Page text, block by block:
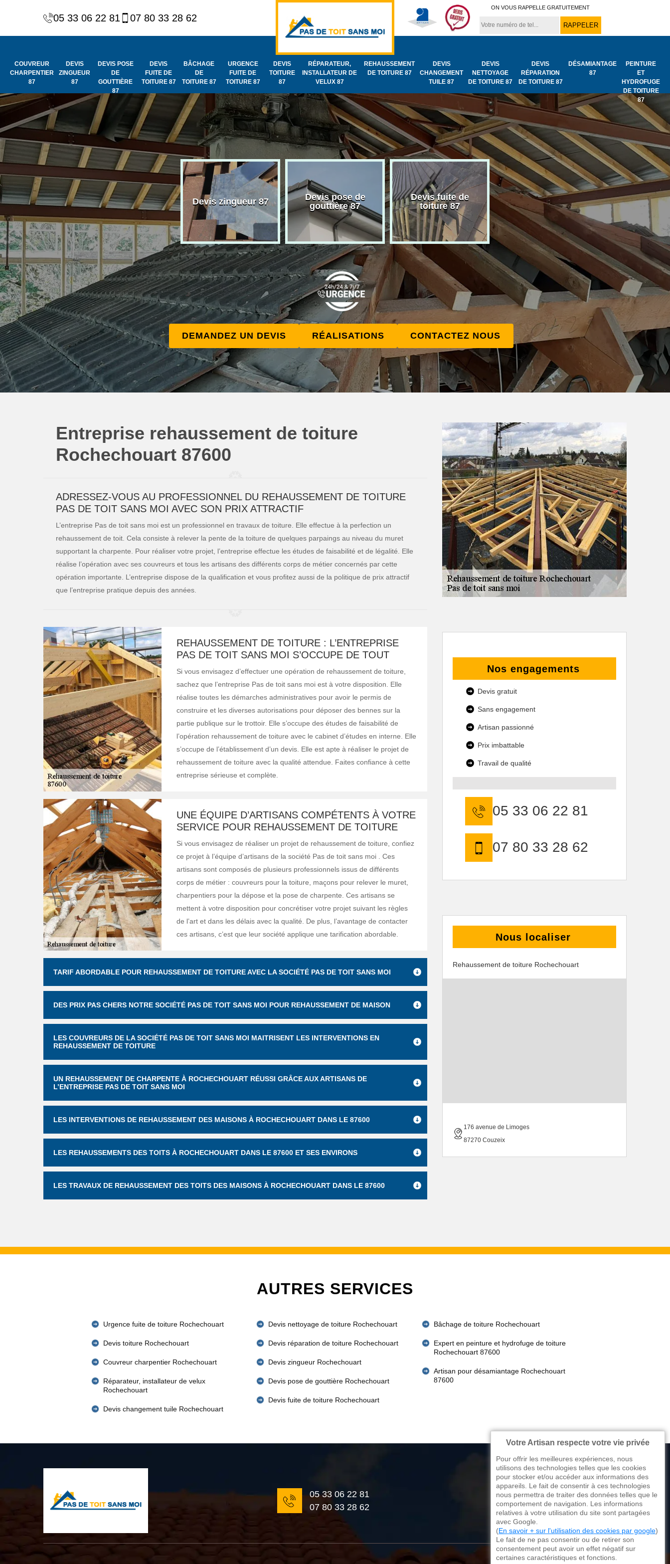
05 33 06 22 81 07 80 33 28 62
ON VOUS RAPPELLE GRATUITEMENT
COUVREUR
CHARPENTIER
87
DEVIS
ZINGUEUR
87
DEVIS POSE
DE
GOUTTIÈRE
87
DEVIS
FUITE DE
TOITURE 87
BÂCHAGE
DE
TOITURE 87
URGENCE
FUITE DE
TOITURE 87
DEVIS
TOITURE
87
RÉPARATEUR,
INSTALLATEUR DE
VELUX 87
REHAUSSEMENT
DE TOITURE 87
DEVIS
CHANGEMENT
TUILE 87
DEVIS
NETTOYAGE
DE TOITURE 87
DEVIS
RÉPARATION
DE TOITURE 87
DÉSAMIANTAGE
87
PEINTURE
ET
HYDROFUGE
DE TOITURE
87
et
de
Couvreur
charpentier 87
Devis zingueur 87
Devis pose de
gouttière 87
Devis fuite de
toiture 87
Bâchage de toiture
87
Urgence
toiture 87
DEMANDEZ UN DEVIS RÉALISATIONS CONTACTEZ NOUS
Entreprise rehaussement de toiture
Rochechouart 87600
ADRESSEZ-VOUS AU PROFESSIONNEL DU REHAUSSEMENT DE TOITURE
PAS DE TOIT SANS MOI AVEC SON PRIX ATTRACTIF
L’entreprise Pas de toit sans moi est un professionnel en travaux de toiture. Elle effectue à la perfection un
rehaussement de toit. Cela consiste à relever la pente de la toiture de quelques parpaings au niveau du muret
supportant la charpente. Pour réaliser votre projet, l’entreprise effectue les études de faisabilité et de légalité. Elle
réalise l’opération avec ses couvreurs et tous les artisans des différents corps de métier concernés par cette
opération importante. L’entreprise dispose de la qualification et vous profitez aussi de la politique de prix attractif
que l’entreprise pratique depuis des années.
REHAUSSEMENT DE TOITURE : L’ENTREPRISE
PAS DE TOIT SANS MOI S’OCCUPE DE TOUT
Si vous envisagez d’effectuer une opération de rehaussement de toiture,
sachez que l’entreprise Pas de toit sans moi est à votre disposition. Elle
réalise toutes les démarches administratives pour avoir le permis de
construire et les diverses autorisations pour déposer des bennes sur la
partie publique sur le trottoir. Elle s’occupe des études de faisabilité de
l’opération rehaussement de toiture avec le cabinet d’études en interne. Elle
s’occupe de l’établissement d’un devis. Elle est apte à réaliser le projet de
rehaussement de toiture avec la qualité attendue. Faites confiance à cette
entreprise sérieuse et complète.
UNE ÉQUIPE D’ARTISANS COMPÉTENTS À VOTRE
SERVICE POUR REHAUSSEMENT DE TOITURE
Si vous envisagez de réaliser un projet de rehaussement de toiture, confiez
ce projet à l’équipe d’artisans de la société Pas de toit sans moi . Ces
artisans sont composés de plusieurs professionnels issus de différents
corps de métier : couvreurs pour la toiture, maçons pour relever le muret,
charpentiers pour la dépose et la pose de charpente. Ces artisans se
mettent à votre disposition pour concrétiser votre projet suivant les règles
de l’art et dans les délais avec la qualité. De plus, l’avantage de contacter
ces artisans, c’est que leur société applique une tarification abordable.
TARIF ABORDABLE POUR REHAUSSEMENT DE TOITURE AVEC LA SOCIÉTÉ PAS DE TOIT SANS MOI
DES PRIX PAS CHERS NOTRE SOCIÉTÉ PAS DE TOIT SANS MOI POUR REHAUSSEMENT DE MAISON
LES COUVREURS DE LA SOCIÉTÉ PAS DE TOIT SANS MOI MAITRISENT LES INTERVENTIONS EN
REHAUSSEMENT DE TOITURE
UN REHAUSSEMENT DE CHARPENTE À ROCHECHOUART RÉUSSI GRÂCE AUX ARTISANS DE
L’ENTREPRISE PAS DE TOIT SANS MOI
LES INTERVENTIONS DE REHAUSSEMENT DES MAISONS À ROCHECHOUART DANS LE 87600
LES REHAUSSEMENTS DES TOITS À ROCHECHOUART DANS LE 87600 ET SES ENVIRONS
LES TRAVAUX DE REHAUSSEMENT DES TOITS DES MAISONS À ROCHECHOUART DANS LE 87600
Nos engagements
Devis gratuit
Sans engagement
Artisan passionné
Prix imbattable
Travail de qualité
05 33 06 22 81
07 80 33 28 62
Nous localiser
Rehaussement de toiture Rochechouart
176 avenue de Limoges
87270 Couzeix
AUTRES SERVICES
Urgence fuite de toiture Rochechouart
Devis toiture Rochechouart
Couvreur charpentier Rochechouart
Réparateur, installateur de velux
Rochechouart
Devis changement tuile Rochechouart
Devis nettoyage de toiture Rochechouart
Devis réparation de toiture Rochechouart
Devis zingueur Rochechouart
Devis pose de gouttière Rochechouart
Devis fuite de toiture Rochechouart
Bâchage de toiture Rochechouart
Expert en peinture et hydrofuge de toiture
Rochechouart 87600
Artisan pour désamiantage Rochechouart
87600
05 33 06 22 81
07 80 33 28 62
176 avenue de Limoges
87270 Couzeix
Votre Artisan respecte votre vie privée
Pour offrir les meilleures expériences, nous
utilisons des technologies telles que les cookies
pour stocker et/ou accéder aux informations des
appareils. Le fait de consentir à ces technologies
nous permettra de traiter des données telles que le
comportement de navigation. Les informations
relatives à votre utilisation du site sont partagées
avec Google.
(En savoir + sur l'utilisation des cookies par google)
Le fait de ne pas consentir ou de retirer son
consentement peut avoir un effet négatif sur
certaines caractéristiques et fonctions.